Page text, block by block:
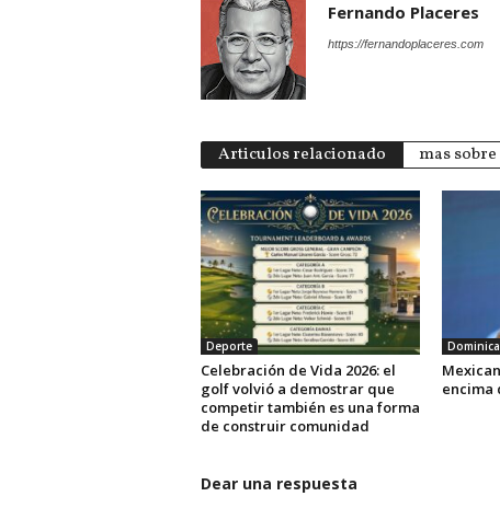
Fernando Placeres
https://fernandoplaceres.com
Articulos relacionado mas
Deporte
Celebración de Vida 2026: el
golf volvió a demostrar que
competir también es una forma
de construir comunidad
encima
Dear una respuesta